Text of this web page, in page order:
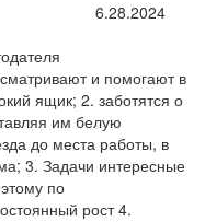
6.28.2024
и помогают в
ящик; 2. заботятся о
им белую
до места работы, в
3. Задачи интересные
по
рост 4.